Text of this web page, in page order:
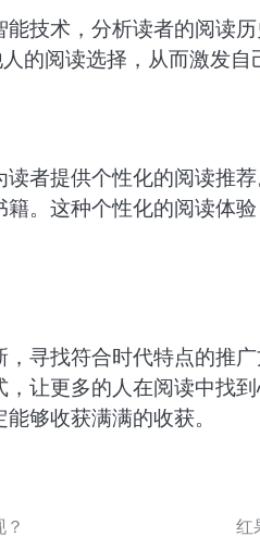
技术，分析读者的阅读
的阅读选择，从而激发自
者提供个性化的阅读推
。这种个性化的阅读体
寻找符合时代特点的推
让更多的人在阅读中找
够收获满满的收获。
红